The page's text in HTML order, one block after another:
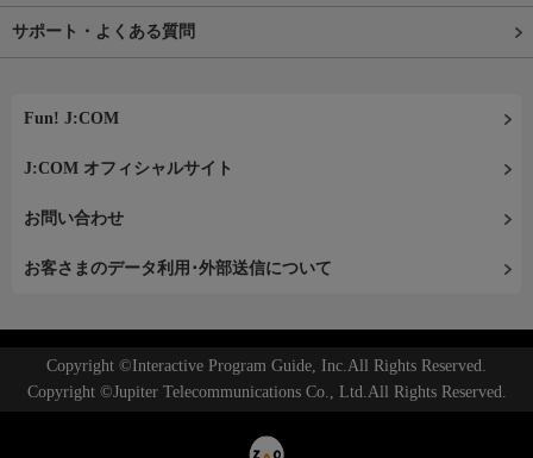
サポート・よくある質問
Fun! J:COM
J:COM オフィシャルサイト
お問い合わせ
お客さまのデータ利用･外部送信について
Copyright ©Interactive Program Guide, Inc.All Rights Reserved.
Copyright ©Jupiter Telecommunications Co., Ltd.All Rights Reserved.